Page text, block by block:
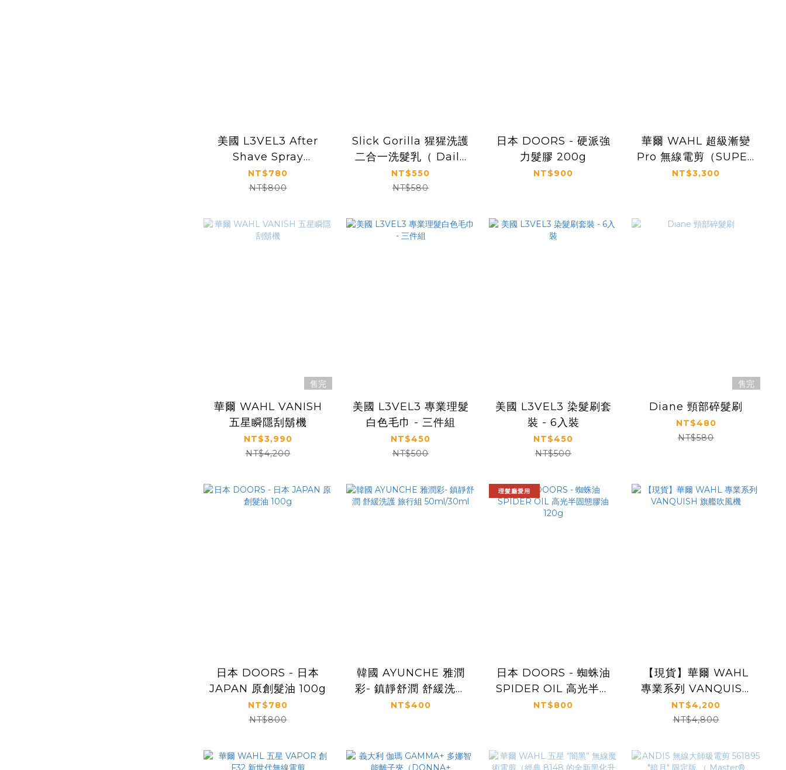
美國 L3VEL3 After
Shave Spray
Cologne Fresh 控油
保濕噴霧 沁涼曠野之心
NT$780
NT$800
Slick Gorilla 猩猩洗護
二合一洗髮乳（ Daily
2 in 1 Shampoo
Conditioner）
NT$550
NT$580
日本 DOORS - 硬派強
力髮膠 200g
NT$900
華爾 WAHL 超級漸變
Pro 無線電剪（SUPER
TAPER PRO）
NT$3,300
售完
華爾 WAHL VANISH
五星瞬隱刮鬍機
NT$3,990
NT$4,200
美國 L3VEL3 專業理髮
白色毛巾 - 三件組
NT$450
NT$500
美國 L3VEL3 染髮刷套
裝 - 6入裝
NT$450
NT$500
售完
Diane 頸部碎髮刷
NT$480
NT$580
日本 DOORS - 日本
JAPAN 原創髮油 100g
NT$780
NT$800
韓國 AYUNCHE 雅潤
彩- 鎮靜舒潤 舒緩洗護
旅行組 50ml/30ml
NT$400
理髮廳愛用
日本 DOORS - 蜘蛛油
SPIDER OIL 高光半固
態膠油 120g
NT$800
【現貨】華爾 WAHL
專業系列 VANQUISH
旗艦吹風機
NT$4,200
NT$4,800